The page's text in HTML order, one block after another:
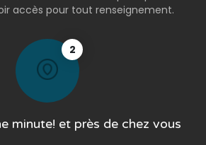
accès pour tout renseignement.
2
minute! et près de chez vous